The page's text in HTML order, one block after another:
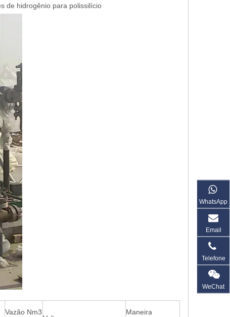
de hidrogênio para polissilício
Vazão Nm3
Maneira
WhatsApp
Email
Telefone
WeChat